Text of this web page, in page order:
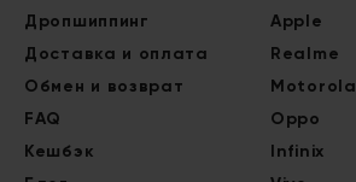
Дропшиппинг
Доставка и оплата
Обмен и возврат
FAQ
Кешбэк
Apple
Realme
Motorola
Oppo
Infinix